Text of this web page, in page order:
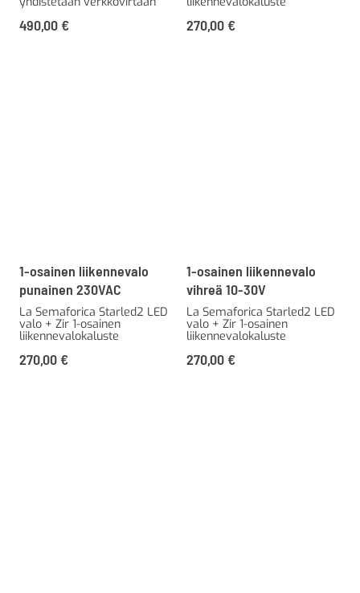
490,00 € 270,00 €
1-osainen liikennevalo
punainen 230VAC
La Semaforica Starled2 LED
valo + Zir 1-osainen
liikennevalokaluste
270,00 €
1-osainen liikennevalo
vihreä 10-30V
La Semaforica Starled2 LED
valo + Zir 1-osainen
liikennevalokaluste
270,00 €